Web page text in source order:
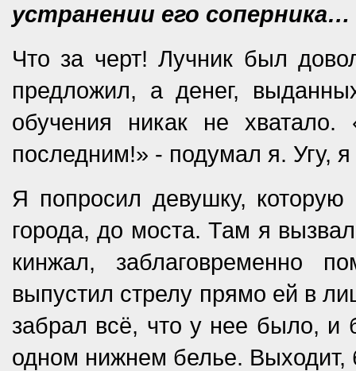
устранении его соперника…
Что за черт! Лучник был
предложил, а денег,
обучения никак не
последним!» - подумал я. Угу,
Я попросил девушку,
города, до моста. Там я
кинжал, заблаговременно
выпустил стрелу прямо ей в
забрал всё, что у нее было, и
одном нижнем белье. Выходит,